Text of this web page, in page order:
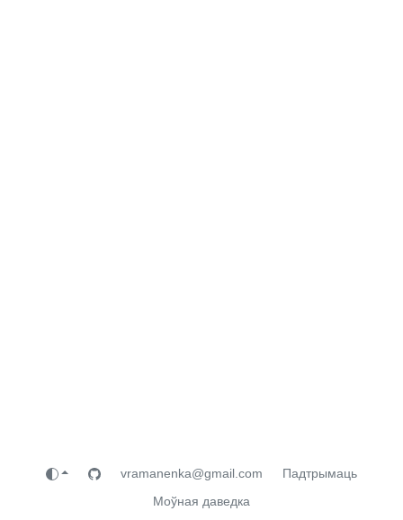
vramanenka@gmail.com
Падтрымаць
Моўная даведка